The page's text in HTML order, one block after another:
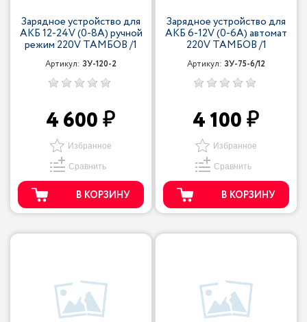
Зарядное устройство для
АКБ 12-24V (0-8A) ручной
режим 220V ТАМБОВ /1
Артикул: ЗУ-120-2
4 600
Избранное
Сравнить
В КОРЗИНУ
Зарядное устройство для
АКБ 6-12V (0-6A) автомат
220V ТАМБОВ /1
Артикул: ЗУ-75-6/12
4 100
Избранное
Сравнить
В КОРЗИНУ